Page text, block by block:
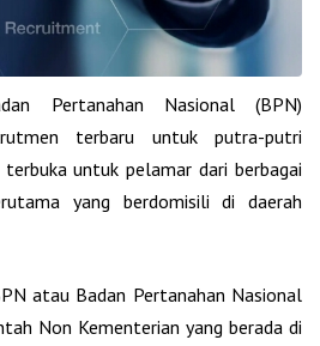
Pertanahan Nasional (BPN)
terbaru untuk putra-putri
untuk pelamar dari berbagai
yang berdomisili di daerah
atau Badan Pertanahan Nasional
Non Kementerian yang berada di